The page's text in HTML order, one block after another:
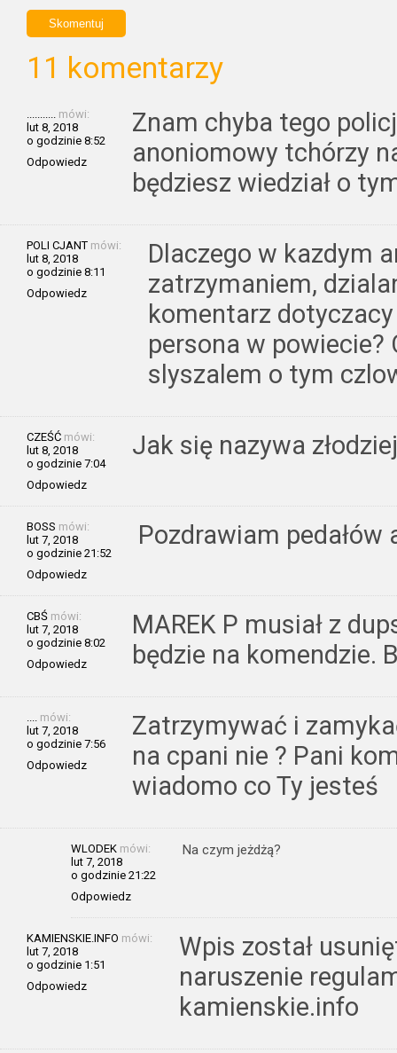
11 komentarzy
........... mówi:
lut 8, 2018
o godzinie 8:52
Odpowiedz
Znam chyba tego
anoniomowy tchórzy
będziesz wiedział o
POLI CJANT mówi:
lut 8, 2018
o godzinie 8:11
Odpowiedz
Dlaczego w kazdym
zatrzymaniem,
komentarz
persona w powiecie?
slyszalem o tym
CZEŚĆ mówi:
lut 8, 2018
o godzinie 7:04
Odpowiedz
Jak się nazywa
BOSS mówi:
lut 7, 2018
o godzinie 21:52
Odpowiedz
Pozdrawiam pedałów
CBŚ mówi:
lut 7, 2018
o godzinie 8:02
Odpowiedz
MAREK P musiał z
będzie na komendzie.
.... mówi:
lut 7, 2018
o godzinie 7:56
Odpowiedz
Zatrzymywać i
na cpani nie ? Pani
wiadomo co Ty jesteś
WLODEK mówi:
lut 7, 2018
o godzinie 21:22
Odpowiedz
Na czym jeżdżą?
KAMIENSKIE.INFO mówi:
lut 7, 2018
o godzinie 1:51
Odpowiedz
Wpis został
naruszenie
kamienskie.info